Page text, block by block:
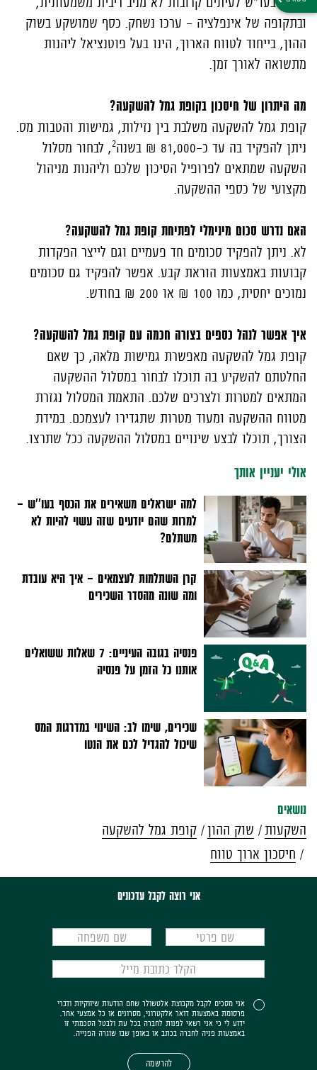
ובתקופה של אינפלציה - ערכו נשחק. כסף שמושקע בשוק
ההון, בייחוד לטווח הארוך, הינו בעל פוטנציאל ליהנות
מתשואה לאורך זמן.
מה היתרון של חיסכון בקופת גמל להשקעה?
קופת גמל להשקעה משלבת בין נזילות, גמישות והטבות מס.
ניתן להפקיד בה עד כ-81,000 ₪ בשנה
2, לבחור מסלול
השקעה שמתאים לפרופיל הסיכון שלכם וליהנות מניהול
מקצועי של כספי ההשקעה.
האם נדרש סכום מינימלי לפתיחת קופת גמל להשקעה?
לא. ניתן להפקיד סכומים חד פעמיים וגם לייצר הפקדות
קבועות באמצעות הוראת קבע. אפשר להפקיד גם סכומים
נמוכים יחסית, כמו 100 ₪ או 200 ₪ בחודש.
איך אפשר לנהל כספים בצורה חכמה עם קופת גמל להשקעה?
קופת גמל להשקעה מאפשרת גמישות מלאה, כך שאם
החלטתם להשקיע בה תוכלו לבחור במסלול ההשקעה
המתאים למטרות ולצרכים שלכם. התאמת המסלול נגזרת
מטווח ההשקעה ומעוד מטרות שתגדירו לעצמכם. במידת
הצורך, תוכלו לבצע שינויים במסלול ההשקעה ככל שתרצו.
אולי יעניין אותך
למה ישראלים משאירים את הכסף בעו''ש –
למרות שהם יודעים שזה עשוי להיות לא
משתלם?
קרן השתלמות לעצמאים - איך היא עובדת
ומה שונה מהסדר השכירים
פנסיה בגובה העיניים: 7 שאלות ששואלים
אותנו כל הזמן על פנסיה
שכירים, שימו לב: השינוי במדרגות המס
שיכול להגדיל לכם את הנטו
נושאים
השקעות
שוק ההון
קופת גמל להשקעה
חיסכון ארוך טווח
אני רוצה לקבל עדכונים
אני מסכים לקבל מקבוצת אלטשולר שחם הודעות שיווקיות ודברי
פרסומת באמצעות דואר אלקטרוני, מסרונים או כל אמצעי אחר.
ידוע לי כי אני רשאי לפנות לחברה בכל עת ולבטל הסכמתי זו
באמצעות פניה לחברה בכתב או באופן שבו שוגרה הפנייה.
להרשמה